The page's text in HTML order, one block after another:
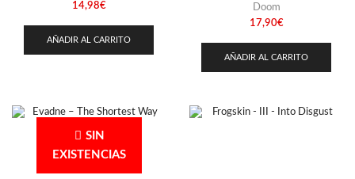
14,98€
AÑADIR AL CARRITO
Doom
17,90€
AÑADIR AL CARRITO
SIN
EXISTENCIAS